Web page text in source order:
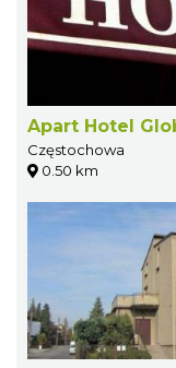
Apart Hotel
Częstochowa
0.50 km